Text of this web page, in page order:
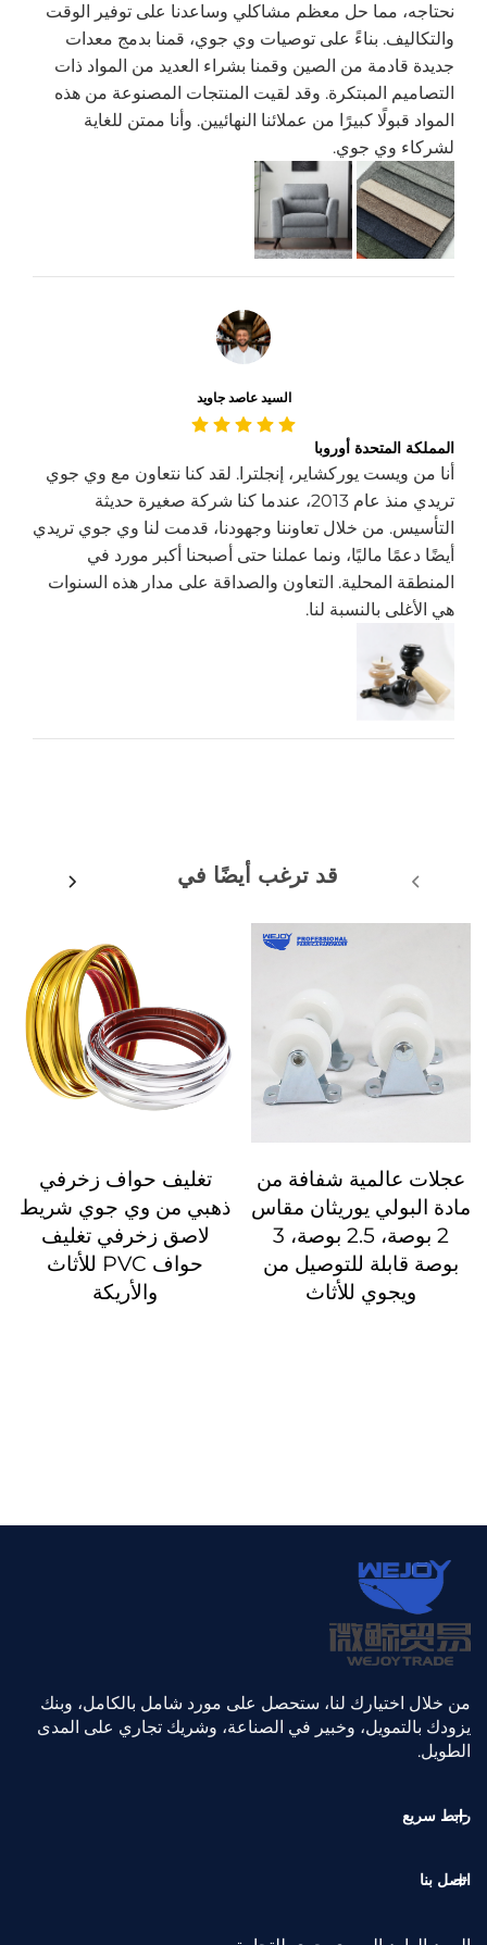
نحتاجه، مما حل معظم مشاكلي وساعدنا على توفير الوقت
والتكاليف. بناءً على توصيات وي جوي، قمنا بدمج معدات
جديدة قادمة من الصين وقمنا بشراء العديد من المواد ذات
التصاميم المبتكرة. وقد لقيت المنتجات المصنوعة من هذه
المواد قبولًا كبيرًا من عملائنا النهائيين. وأنا ممتن للغاية
لشركاء وي جوي.
السيد عاصد جاويد
المملكة المتحدة أوروبا
أنا من ويست يوركشاير، إنجلترا. لقد كنا نتعاون مع وي جوي
تريدي منذ عام 2013، عندما كنا شركة صغيرة حديثة
التأسيس. من خلال تعاوننا وجهودنا، قدمت لنا وي جوي تريدي
أيضًا دعمًا ماليًا، ونما عملنا حتى أصبحنا أكبر مورد في
المنطقة المحلية. التعاون والصداقة على مدار هذه السنوات
هي الأغلى بالنسبة لنا.
قد ترغب أيضًا في
عجلات عالمية شفافة من
مادة البولي يوريثان مقاس
2 بوصة، 2.5 بوصة، 3
بوصة قابلة للتوصيل من
ويجوي للأثاث
تغليف حواف زخرفي
ذهبي من وي جوي شريط
لاصق زخرفي تغليف
حواف PVC للأثاث
والأريكة
من خلال اختيارك لنا، ستحصل على مورد شامل بالكامل، وبنك
يزودك بالتمويل، وخبير في الصناعة، وشريك تجاري على المدى
الطويل.
رابط سريع
اتصل بنا